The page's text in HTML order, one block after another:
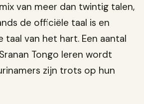
van meer dan twintig talen,
de officiële taal is en
taal van het hart. Een aantal
Tongo leren wordt
zijn trots op hun